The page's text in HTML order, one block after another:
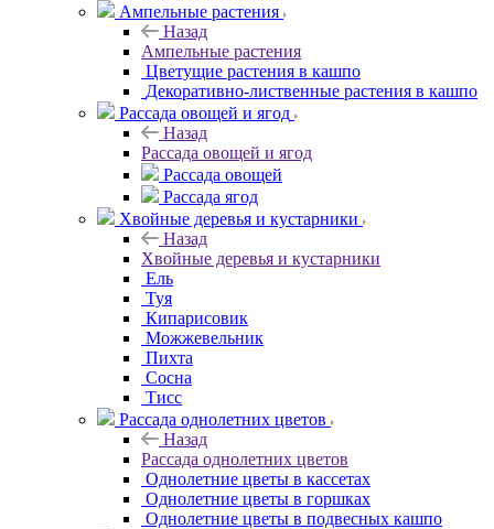
Ампельные растения
Назад
Ампельные растения
Цветущие растения в кашпо
Декоративно-лиственные растения в кашпо
Рассада овощей и ягод
Назад
Рассада овощей и ягод
Рассада овощей
Рассада ягод
Хвойные деревья и кустарники
Назад
Хвойные деревья и кустарники
Ель
Туя
Кипарисовик
Можжевельник
Пихта
Сосна
Тисc
Рассада однолетних цветов
Назад
Рассада однолетних цветов
Однолетние цветы в кассетах
Однолетние цветы в горшках
Однолетние цветы в подвесных кашпо